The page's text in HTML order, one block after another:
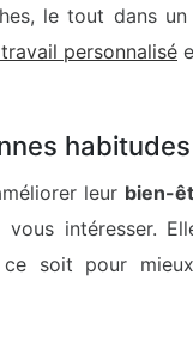
le tout dans un
personnalisé
leur bien-
intéresser.
ce soit pour